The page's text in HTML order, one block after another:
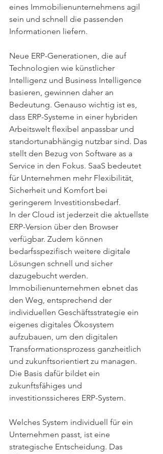
eines Immobilienunternehmens agil
sein und schnell die passenden
Informationen liefern.
Neue ERP-Generationen, die auf
Technologien wie künstlicher
Intelligenz und Business Intelligence
basieren, gewinnen daher an
Bedeutung. Genauso wichtig ist es,
dass ERP-Systeme in einer hybriden
Arbeitswelt flexibel anpassbar und
standortunabhängig nutzbar sind. Das
stellt den Bezug von Software as a
Service in den Fokus. SaaS bedeutet
für Unternehmen mehr Flexibilität,
Sicherheit und Komfort bei
geringerem Investitionsbedarf.
In der Cloud ist jederzeit die aktuellste
ERP-Version über den Browser
verfügbar. Zudem können
bedarfsspezifisch weitere digitale
Lösungen schnell und sicher
dazugebucht werden.
Immobilienunternehmen ebnet das
den Weg, entsprechend der
individuellen Geschäftsstrategie ein
eigenes digitales Ökosystem
aufzubauen, um den digitalen
Transformationsprozess ganzheitlich
und zukunftsorientiert zu managen.
Die Basis dafür bildet ein
zukunftsfähiges und
investitionssicheres ERP-System.
Welches System individuell für ein
Unternehmen passt, ist eine
strategische Entscheidung. Das